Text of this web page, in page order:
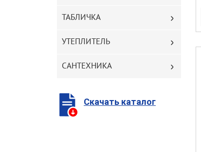
ТАБЛИЧКА
УТЕПЛИТЕЛЬ
САНТЕХНИКА
Скачать каталог